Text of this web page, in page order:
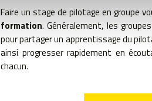
Faire un stage de pilotage en groupe
formation. Généralement, les
pour partager un apprentissage du
ainsi progresser rapidement en
chacun.